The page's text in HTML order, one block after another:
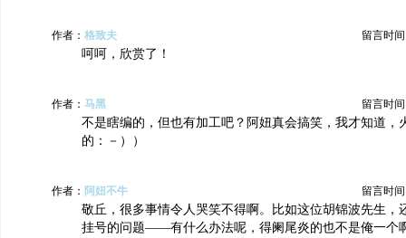
作者： 格致夫 留言时间
呵呵，欣赏了！
作者： 马黑 留言时间
不是瞎编的，但也有加工吧？阿妞真会搞笑，我才知道，
的：－））
作者： 阿妞不牛 留言时间
敬丘，很多事情令人哭笑不得啊。比如这位胡锦波先生，
挂号的问题——有什么办法呢，得阑尾炎的也不是俺一个